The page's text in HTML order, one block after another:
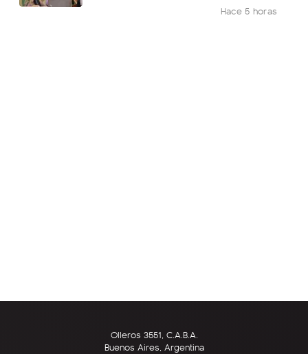
Hace 5 horas
Olleros 3551, C.A.B.A.
Buenos Aires, Argentina